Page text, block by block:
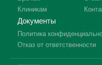
Клиникам
Документы
Политика
Отказ от ответственности